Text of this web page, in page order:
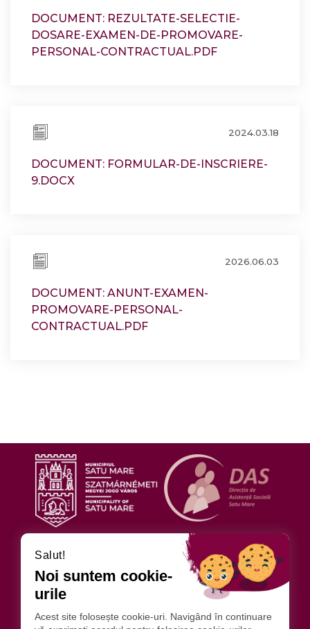
DOCUMENT: REZULTATE-SELECTIE-
DOSARE-EXAMEN-DE-PROMOVARE-
PERSONAL-CONTRACTUAL.PDF
2024.03.18
DOCUMENT: FORMULAR-DE-INSCRIERE-
9.DOCX
2026.06.03
DOCUMENT: ANUNT-EXAMEN-
PROMOVARE-PERSONAL-
CONTRACTUAL.PDF
DIRECȚIA DE ASISTENȚĂ SOCIALĂ
ADRESA: SATU MARE STR. ILIŞEŞTI NR.4
URMĂRIȚI-NE
Salut!
Noi suntem cookie-
urile
Acest site folosește cookie-uri. Navigând în continuare